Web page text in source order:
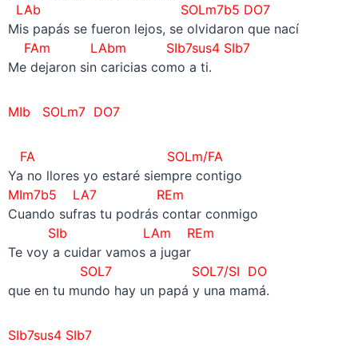
LAb SOLm7b5 DO7
Mis papás se fueron lejos, se olvidaron que nací
FAm
LAbm
SIb7sus4 SIb7
Me dejaron sin caricias como a ti.
MIb SOLm7 DO7
FA SOLm/FA
Ya no llores yo estaré siempre contigo
MIm7b5 LA7 REm
Cuando sufras tu podrás contar conmigo
SIb LAm REm
Te voy a cuidar vamos a jugar
SOL7 SOL7/SI DO
que en tu mundo hay un papá y una mamá.
SIb7sus4 SIb7